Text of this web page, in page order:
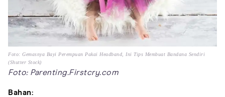
Foto: Gemasnya Bayi Perempuan Pakai Headband, Ini Tips Membuat Bandana Sendiri
(Shutter Stock)
Foto: Parenting.Firstcry.com
Bahan: